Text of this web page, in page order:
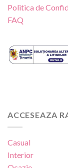
Politica de
FAQ
ACCESEAZA
Casual
Interior